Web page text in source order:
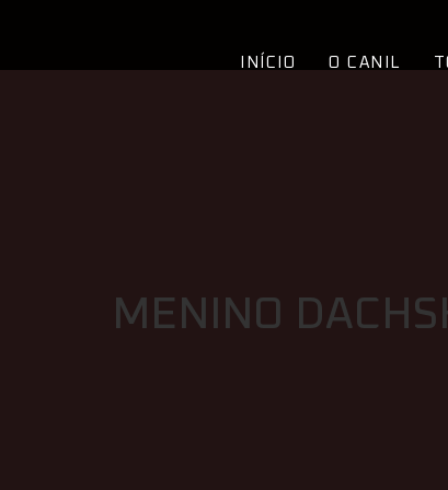
INÍCIO O CANIL
MENINO